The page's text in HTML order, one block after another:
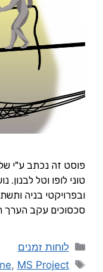
פוסט זה נכתב ע"י
טוני לופו וטל
ובפרויקטי בניה
סכסוכים עקב הערך
לוחות זמנים
, MS Project